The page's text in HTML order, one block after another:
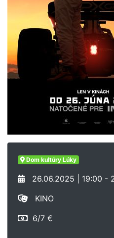
Dom kultúry Lúky
26.06.2025 | 19:00 -
KINO
6/7 €